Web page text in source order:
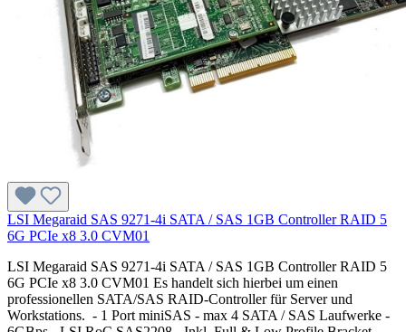
LSI Megaraid SAS 9271-4i SATA / SAS 1GB Controller RAID 5
6G PCIe x8 3.0 CVM01
LSI Megaraid SAS 9271-4i SATA / SAS 1GB Controller RAID 5
6G PCIe x8 3.0 CVM01 Es handelt sich hierbei um einen
professionellen SATA/SAS RAID-Controller für Server und
Workstations. - 1 Port miniSAS - max 4 SATA / SAS Laufwerke -